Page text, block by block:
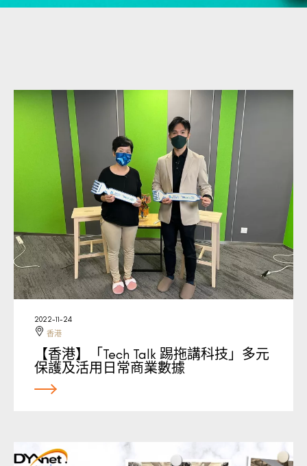
2022-11-24
香港
【香港】「Tech Talk 踢拖講科技」多元
保護及活用日常商業數據